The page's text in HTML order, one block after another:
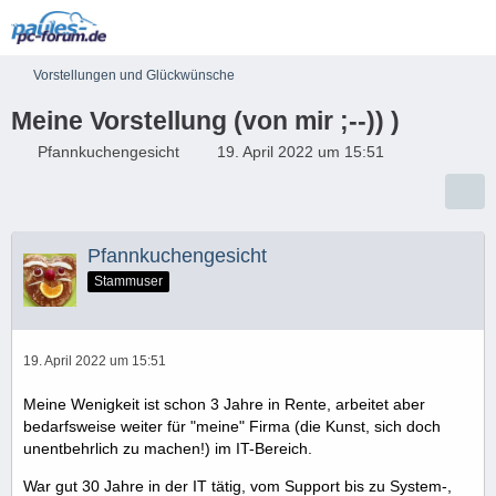
Vorstellungen und Glückwünsche
Meine Vorstellung (von mir ;--)) )
Pfannkuchengesicht 19. April 2022 um 15:51
Pfannkuchengesicht
Stammuser
19. April 2022 um 15:51
Meine Wenigkeit ist schon 3 Jahre in Rente, arbeitet aber
bedarfsweise weiter für "meine" Firma (die Kunst, sich doch
unentbehrlich zu machen!) im IT-Bereich.
War gut 30 Jahre in der IT tätig, vom Support bis zu System-,